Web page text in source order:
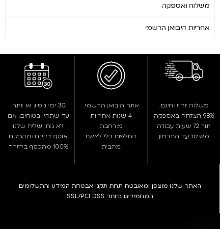
משלוח ואספקה
אחריות היבואן הרשמי
משלוח זריז וחינם.
98% הצלחה באספקה
תוך 72 שעות עבודה
מאילת עד החרמון
אתר היבואן הרשמי.
4 שנות אחריות
מורחבת
החלפות בלי לצאת
מהבית
30 ימי ניסיון או יותר.
עד שתהיו בטוחים, אם
לא נוח: שליח שלנו
אוסף בחינם ומקבלים
100% מהכסף בחזרה
האתר שלנו מוצפן ומאובטח תחת תקני אבטחת המידע והתשלומים
המחמירים ביותר SSL/PCI DSS